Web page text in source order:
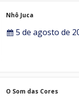
Nhô Juca
5 de agosto de
O Som das Cores